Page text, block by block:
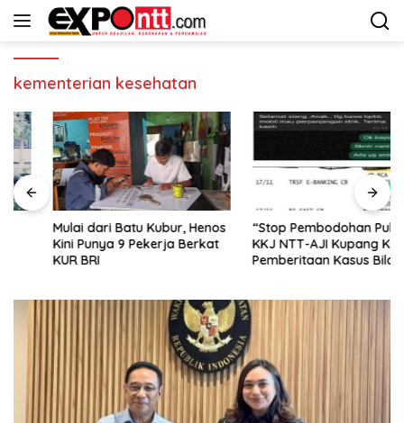
Langsung
kementerian kesehatan
Mulai dari Batu Kubur, Henos
Kini Punya 9 Pekerja Berkat
KUR BRI
“Stop Pembodohan Publik!”
KKJ NTT-AJI Kupang Kritik
Pemberitaan Kasus Bildad